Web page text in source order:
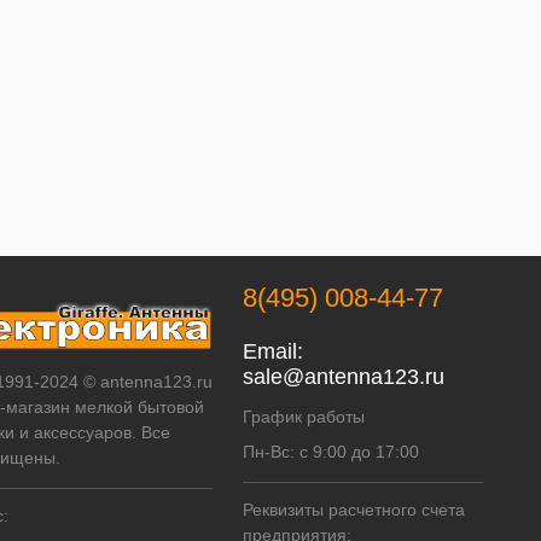
2024 © antenna123.ru
магазин мелкой бытовой
и аксессуаров. Все
8(495) 008-44-77
Email:
sale@antenna123.ru
График работы
Пн-Вс: с 9:00 до 17:00
Реквизиты расчетного счета
предприятия: